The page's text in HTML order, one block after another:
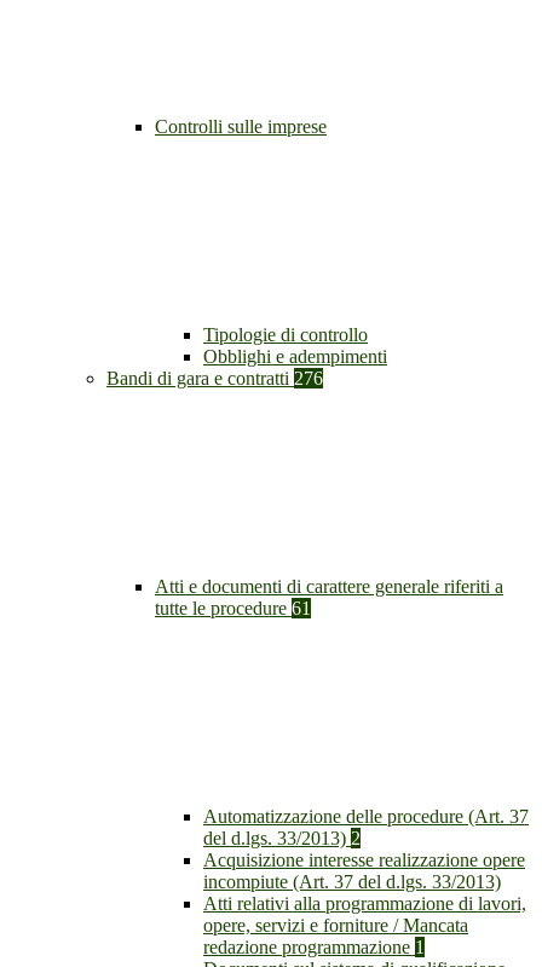
Controlli sulle imprese
Tipologie di controllo
Obblighi e adempimenti
Bandi di gara e contratti 276
Atti e documenti di carattere generale riferiti a
tutte le procedure 61
Automatizzazione delle procedure (Art. 37
del d.lgs. 33/2013) 2
Acquisizione interesse realizzazione opere
incompiute (Art. 37 del d.lgs. 33/2013)
Atti relativi alla programmazione di lavori,
opere, servizi e forniture / Mancata
redazione programmazione 1